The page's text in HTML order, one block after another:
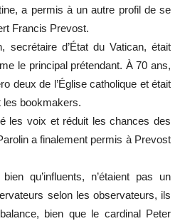
a permis à un autre profil de se
Francis Prevost.
secrétaire d’État du Vatican, était
le principal prétendant. À 70 ans,
deux de l’Église catholique et était
les bookmakers.
les voix et réduit les chances des
a finalement permis à Prevost
qu’influents, n’étaient pas un
selon les observateurs, ils
bien que le cardinal Peter